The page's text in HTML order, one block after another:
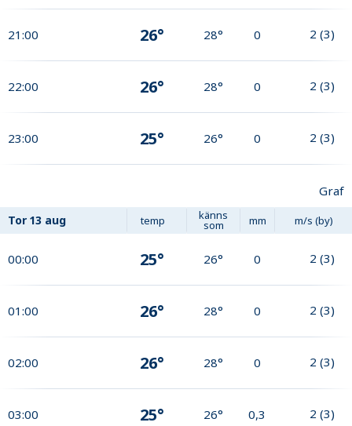
21:00 26° 28° 0 2 (3)
22:00 26° 28° 0 2 (3)
23:00 25° 26° 0 2 (3)
Graf
Tor 13 aug temp känns
som mm m/s (by)
00:00 25° 26° 0 2 (3)
01:00 26° 28° 0 2 (3)
02:00 26° 28° 0 2 (3)
03:00 25° 26° 0,3 2 (3)